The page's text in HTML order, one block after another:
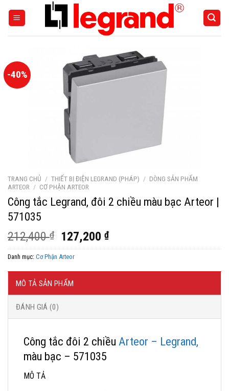
-40%
TRANG CHỦ / THIẾT BỊ ĐIỆN LEGRAND (PHÁP) / DÒNG SẢN PHẨM
ARTEOR / CƠ PHẬN ARTEOR
Công tắc Legrand, đôi 2 chiều màu bạc Arteor |
571035
212,400₫
Giá
gốc
là:
212,400 ₫.
127,200₫Giá
hiện
là:
Danh mục: Cơ Phận Arteor
MÔ TẢ SẢN PHẨM
ĐÁNH GIÁ (0)
Công tắc đôi 2 chiều Arteor – Legrand,
màu bạc – 571035
MÔ TẢ